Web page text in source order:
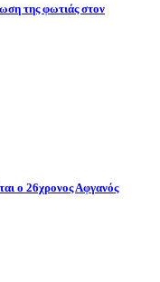
της φωτιάς στον
ο 26χρονος Αφγανός